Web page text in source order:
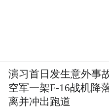
演习首日发生意外事
空军一架F-16战机降
离并冲出跑道